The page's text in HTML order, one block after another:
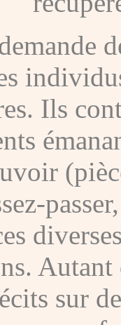
Ils
Autant
sur